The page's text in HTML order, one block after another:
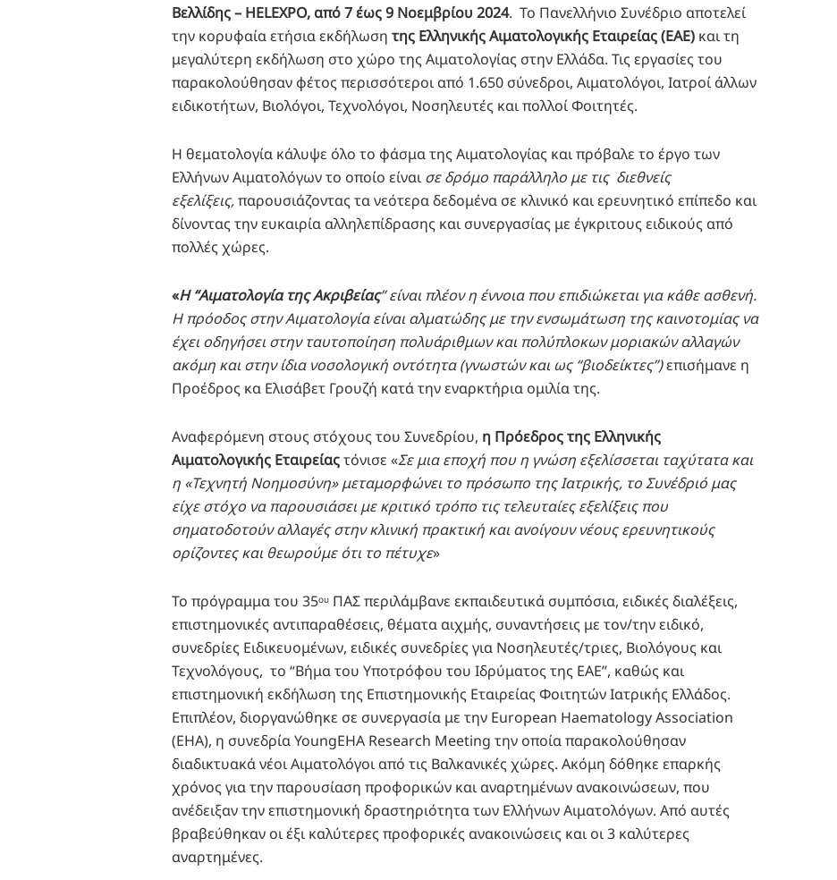
Βελλίδης – HELEXPO, από 7 έως 9 Νοεμβρίου 2024. Το Πανελλήνιο Συνέδριο αποτελεί
την κορυφαία ετήσια εκδήλωση της Ελληνικής Αιματολογικής Εταιρείας (ΕΑΕ) και τη
μεγαλύτερη εκδήλωση στο χώρο της Αιματολογίας στην Ελλάδα. Τις εργασίες του
παρακολούθησαν φέτος περισσότεροι από 1.650 σύνεδροι, Αιματολόγοι, Ιατροί άλλων
ειδικοτήτων, Βιολόγοι, Τεχνολόγοι, Νοσηλευτές και πολλοί Φοιτητές.
Η θεματολογία κάλυψε όλο το φάσμα της Αιματολογίας και πρόβαλε το έργο των
Ελλήνων Αιματολόγων το οποίο είναι σε δρόμο παράλληλο με τις διεθνείς
εξελίξεις,παρουσιάζοντας τα νεότερα δεδομένα σε κλινικό και ερευνητικό επίπεδο και
δίνοντας την ευκαιρία αλληλεπίδρασης και συνεργασίας με έγκριτους ειδικούς από
πολλές χώρες.
«H “Αιματολογία της Ακριβείας” είναι πλέον η έννοια που επιδιώκεται για κάθε ασθενή.
Η πρόοδος στην Αιματολογία είναι αλματώδης με την ενσωμάτωση της καινοτομίας να
έχει οδηγήσει στην ταυτοποίηση πολυάριθμων και πολύπλοκων μοριακών αλλαγών
ακόμη και στην ίδια νοσολογική οντότητα (γνωστών και ως “βιοδείκτες”)επισήμανε η
Προέδρος κα Ελισάβετ Γρουζή κατά την εναρκτήρια ομιλία της.
Αναφερόμενη στους στόχους του Συνεδρίου, η Πρόεδρος της Ελληνικής
Αιματολογικής Εταιρείαςτόνισε «Σε μια εποχή που η γνώση εξελίσσεται ταχύτατα και
η «Τεχνητή Νοημοσύνη» μεταμορφώνει το πρόσωπο της Ιατρικής, το Συνέδριό μας
είχε στόχο να παρουσιάσει με κριτικό τρόπο τις τελευταίες εξελίξεις που
σηματοδοτούν αλλαγές στην κλινική πρακτική και ανοίγουν νέους ερευνητικούς
ορίζοντες και θεωρούμε ότι το πέτυχε»
Το πρόγραμμα του 35ου ΠΑΣ περιλάμβανε εκπαιδευτικά συμπόσια, ειδικές διαλέξεις,
επιστημονικές αντιπαραθέσεις, θέματα αιχμής, συναντήσεις με τον/την ειδικό,
συνεδρίες Ειδικευομένων, ειδικές συνεδρίες για Νοσηλευτές/τριες, Βιολόγους και
Τεχνολόγους, το “Βήμα του Υποτρόφου του Ιδρύματος της ΕΑΕ”, καθώς και
επιστημονική εκδήλωση της Επιστημονικής Εταιρείας Φοιτητών Ιατρικής Ελλάδος.
Επιπλέον, διοργανώθηκε σε συνεργασία με την European Haematology Association
(ΕΗΑ), η συνεδρία YoungEHA Research Meeting την οποία παρακολούθησαν
διαδικτυακά νέοι Αιματολόγοι από τις Βαλκανικές χώρες. Ακόμη δόθηκε επαρκής
χρόνος για την παρουσίαση προφορικών και αναρτημένων ανακοινώσεων, που
ανέδειξαν την επιστημονική δραστηριότητα των Ελλήνων Αιματολόγων. Από αυτές
βραβεύθηκαν οι έξι καλύτερες προφορικές ανακοινώσεις και οι 3 καλύτερες
αναρτημένες.